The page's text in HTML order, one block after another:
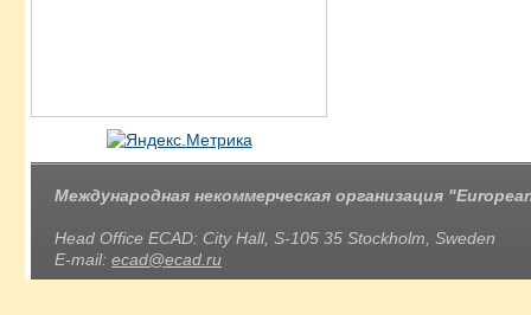
Международная некоммерческая организация
Head Office ECAD: City Hall, S-105 35 Stockholm, Sweden
E-mail: ecad@ecad.ru